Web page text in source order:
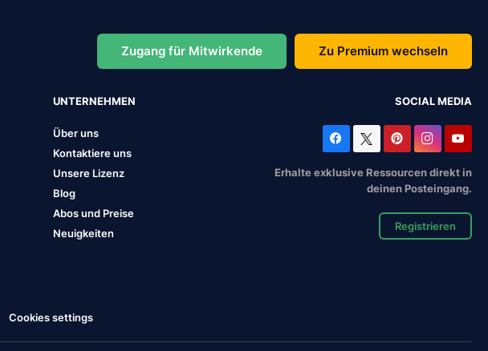
Zugang für Mitwirkende Zu Premium wechseln
UNTERNEHMEN
Über uns
Kontaktiere uns
Unsere Lizenz
Blog
Abos und Preise
Neuigkeiten
SOCIAL MEDIA
Erhalte exklusive Ressourcen direkt in
deinen Posteingang.
Registrieren
Cookies settings